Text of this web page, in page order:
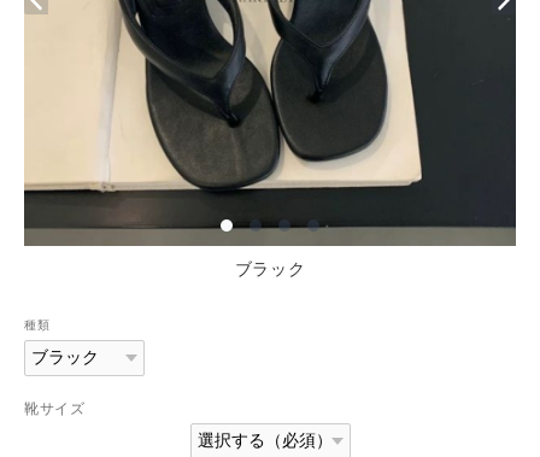
ブラック
種類
靴サイズ